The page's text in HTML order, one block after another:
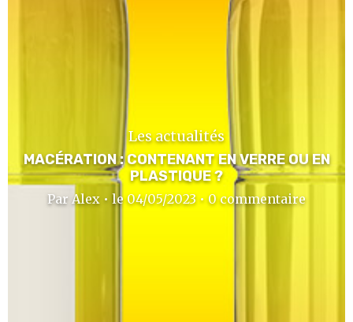
Les actualités
MACÉRATION : CONTENANT EN VERRE OU EN
PLASTIQUE ?
Par Alex • le 04/05/2023 • 0 commentaire